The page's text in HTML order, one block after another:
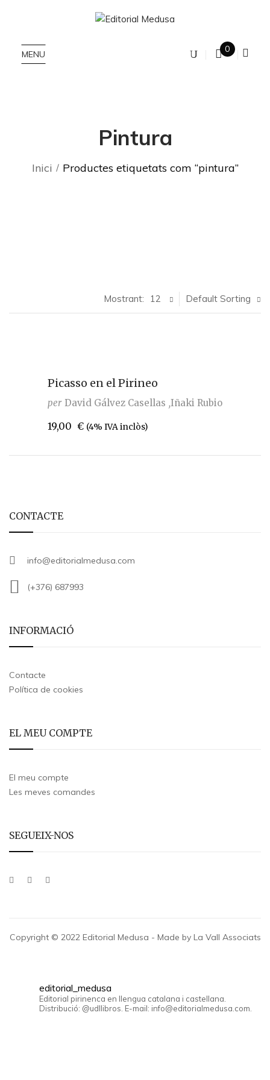
MENU 0
Pintura
Inici Productes etiquetats com “pintura”
Default Sorting
Mostrant: 12
Picasso en el Pirineo
per David Gálvez Casellas Iñaki Rubio
19,00 € (4% IVA inclòs)
CONTACTE
info@editorialmedusa.com
(+376) 687993
INFORMACIÓ
Contacte
Política de cookies
EL MEU COMPTE
El meu compte
Les meves comandes
SEGUEIX-NOS
Copyright © 2022 Editorial Medusa - Made by La Vall Associats
editorial_medusa
Editorial pirinenca en llengua catalana i castellana.
Distribució: @udllibros. E-mail: info@editorialmedusa.com.